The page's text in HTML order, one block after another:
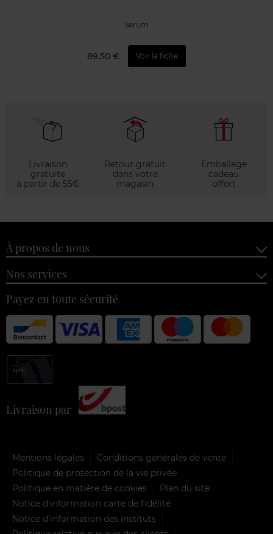
Serum
89,50 € Voir la fiche
Livraison
gratuite
à partir de 55€
Retour gratuit
dans votre
magasin
Emballage
cadeau
offert
À propos de nous
Nos services
Payez en toute sécurité
Livraison par
Mentions légales
Conditions générales de vente
Politique de protection de la vie privée
Politique en matière de cookies
Plan du site
Notice d'information carte de fidélité
Notice d’information des instituts